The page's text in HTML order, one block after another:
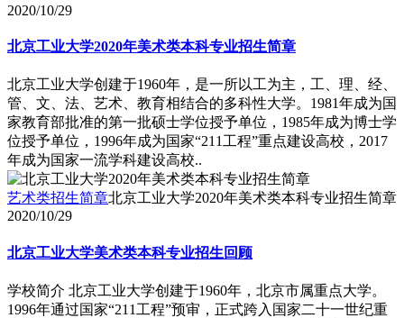
2020/10/29
北京工业大学2020年美术类本科专业招生简章
北京工业大学创建于1960年，是一所以工为主，工、理、经、
管、文、法、艺术、教育相结合的多科性大学。1981年成为国
家教育部批准的第一批硕士学位授予单位，1985年成为博士学
位授予单位，1996年成为国家“211工程”重点建设高校，2017
年成为国家一流学科建设高校..
艺术类招生简章北京工业大学2020年美术类本科专业招生简章
2020/10/29
北京工业大学美术类本科专业招生回顾
学校简介 北京工业大学创建于1960年，北京市属重点大学。
1996年通过国家“211工程”预审，正式跨入国家二十一世纪重